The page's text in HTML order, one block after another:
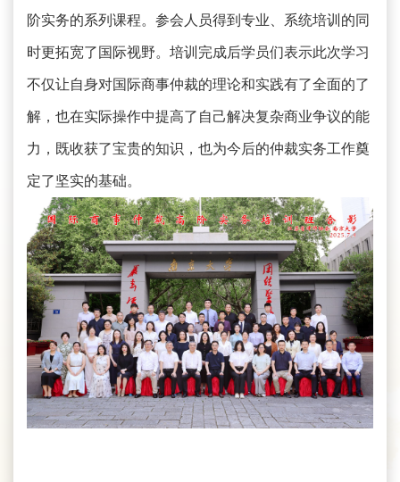
阶实务的系列课程。参会人员得到专业、系统培训的同
时更拓宽了国际视野。培训完成后学员们表示此次学习
不仅让自身对国际商事仲裁的理论和实践有了全面的了
解，也在实际操作中提高了自己解决复杂商业争议的能
力，既收获了宝贵的知识，也为今后的仲裁实务工作奠
定了坚实的基础。